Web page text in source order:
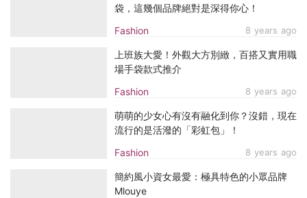
Fashion 8 years ago
袋，這幾個品牌絕對是深得你心！
Fashion 8 years ago
上班族大愛！外觀大方別緻，百搭又實用職
場手袋款式推介
Fashion 8 years ago
萌萌的少女心有沒有融化到你？沒錯，現在
流行的是活潑的「彩虹包」！
簡約風小資女最愛：極具特色的小眾品牌
Mlouye